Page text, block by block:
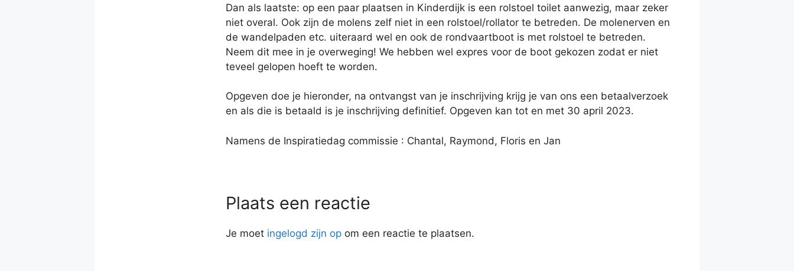
Dan als laatste: op een paar plaatsen in Kinderdijk is een rolstoel toilet aanwezig, maar zeker
niet overal. Ook zijn de molens zelf niet in een rolstoel/rollator te betreden. De molenerven en
de wandelpaden etc. uiteraard wel en ook de rondvaartboot is met rolstoel te betreden.
Neem dit mee in je overweging! We hebben wel expres voor de boot gekozen zodat er niet
teveel gelopen hoeft te worden.
Opgeven doe je hieronder, na ontvangst van je inschrijving krijg je van ons een betaalverzoek
en als die is betaald is je inschrijving definitief. Opgeven kan tot en met 30 april 2023.
Namens de Inspiratiedag commissie : Chantal, Raymond, Floris en Jan
Plaats een reactie
Je moet ingelogd zijn opom een reactie te plaatsen.